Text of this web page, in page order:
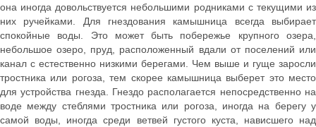
она иногда довольствуется небольшими родниками с текущими из
них ручейками. Для гнездования камышница всегда выбирает
спокойные воды. Это может быть побережье крупного озера,
небольшое озеро, пруд, расположенный вдали от поселений или
канал с естественно низкими берегами. Чем выше и гуще заросли
тростника или рогоза, тем скорее камышница выберет это место
для устройства гнезда. Гнездо располагается непосредственно на
воде между стеблями тростника или рогоза, иногда на берегу у
самой воды, иногда среди ветвей густого куста, нависшего над